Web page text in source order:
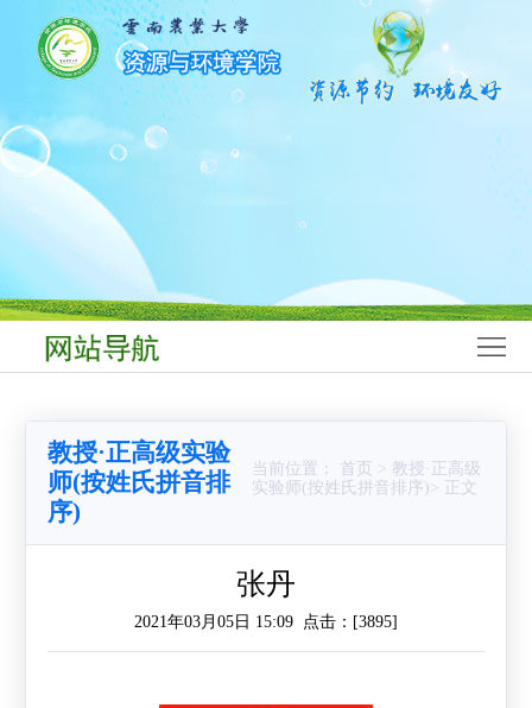
首
院
师
伍
建
科
研
教授·正高级实验
师(按姓氏拼音排
序)
当前位置： 首页 > 教授·正高级
实验师(按姓氏拼音排序)> 正文
张丹
2021年03月05日 15:09 点击：[3895]